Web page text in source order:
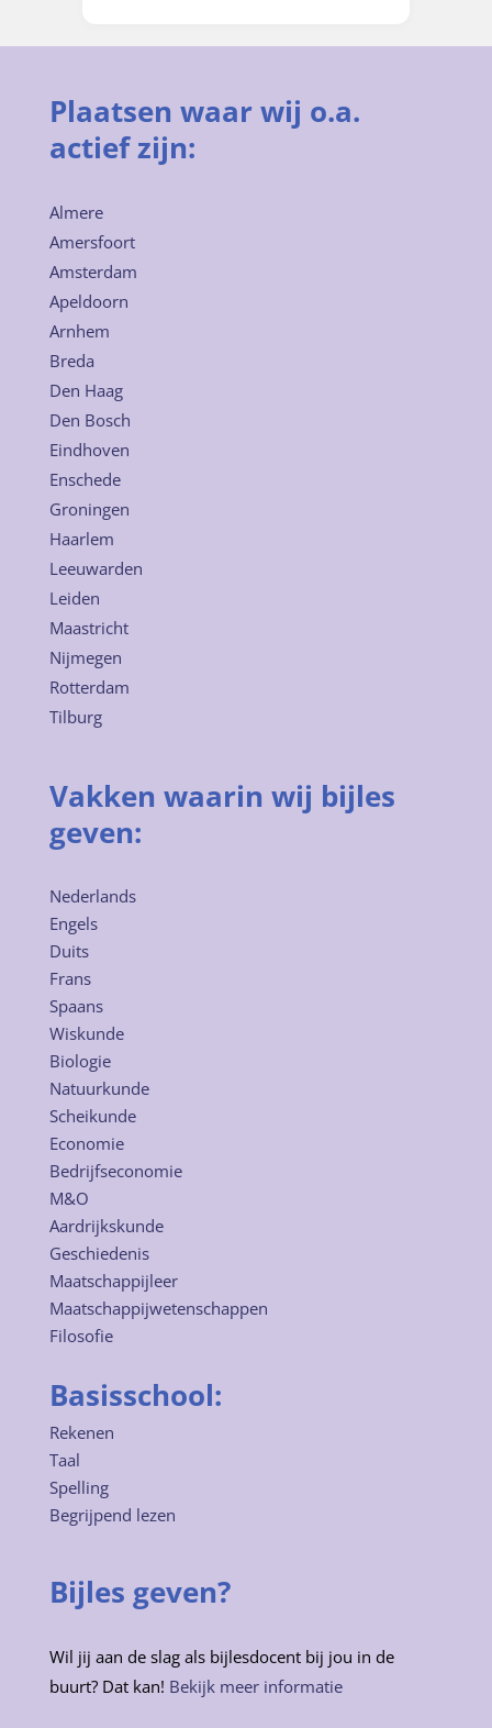
Plaatsen waar wij o.a.
actief zijn:
Almere
Amersfoort
Amsterdam
Apeldoorn
Arnhem
Breda
Den Haag
Den Bosch
Eindhoven
Enschede
Groningen
Haarlem
Leeuwarden
Leiden
Maastricht
Nijmegen
Rotterdam
Tilburg
Vakken waarin wij bijles
geven:
Nederlands
Engels
Duits
Frans
Spaans
Wiskunde
Biologie
Natuurkunde
Scheikunde
Economie
Bedrijfseconomie
M&O
Aardrijkskunde
Geschiedenis
Maatschappijleer
Maatschappijwetenschappen
Filosofie
Basisschool:
Rekenen
Taal
Spelling
Begrijpend lezen
Bijles geven?
Wil jij aan de slag als bijlesdocent bij jou in de
buurt? Dat kan! Bekijk meer informatie